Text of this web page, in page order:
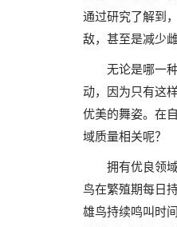
通过研究了解到
敌，甚至是减少
无论是哪一
动，因为只有这
优美的舞姿。在
域质量相关呢？
拥有优良领
鸟在繁殖期每日
雄鸟持续鸣叫时